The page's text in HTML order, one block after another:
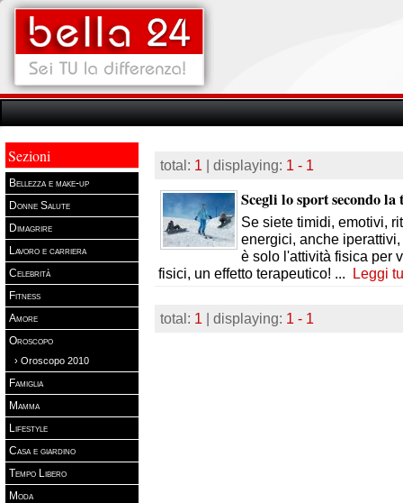
Sezioni
Bellezza e make-up
Donne Salute
Dimagrire
Lavoro e carriera
Celebrità
Fitness
Amore
Oroscopo
› Oroscopo 2010
Famiglia
Mamma
Lifestyle
Casa e giardino
Tempo Libero
Moda
total: 1 | displaying: 1 - 1
Scegli lo sport secondo
Se siete timidi, emotivi,
energici, anche
è solo l'attività fisica per
fisici, un effetto terapeutico! ... Leggi
total: 1 | displaying: 1 - 1